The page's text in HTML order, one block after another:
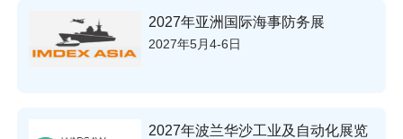
2027年亚洲国际海事防务展
2027年5月4-6日
2027年波兰华沙工业及自动化展览